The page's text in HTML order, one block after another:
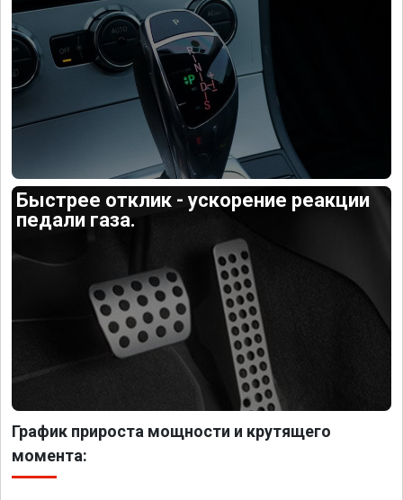
Быстрее отклик - ускорение реакции
педали газа.
График прироста мощности и крутящего
момента: